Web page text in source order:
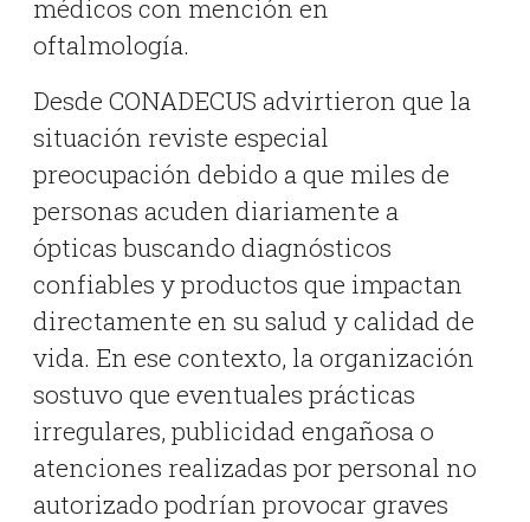
médicos con mención en
oftalmología.
Desde CONADECUS advirtieron que la
situación reviste especial
preocupación debido a que miles de
personas acuden diariamente a
ópticas buscando diagnósticos
confiables y productos que impactan
directamente en su salud y calidad de
vida. En ese contexto, la organización
sostuvo que eventuales prácticas
irregulares, publicidad engañosa o
atenciones realizadas por personal no
autorizado podrían provocar graves